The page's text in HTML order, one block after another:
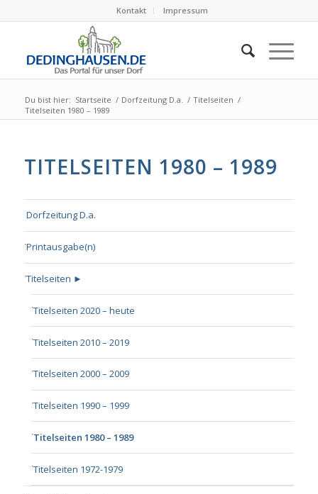
Kontakt Impressum
Du bist hier: Startseite / Dorfzeitung D.a. / Titelseiten /
Titelseiten 1980 – 1989
TITELSEITEN 1980 – 1989
Dorfzeitung D.a.
Printausgabe(n)
Titelseiten ►
Titelseiten 2020 – heute
Titelseiten 2010 – 2019
Titelseiten 2000 – 2009
Titelseiten 1990 – 1999
Titelseiten 1980 – 1989
Titelseiten 1972-1979